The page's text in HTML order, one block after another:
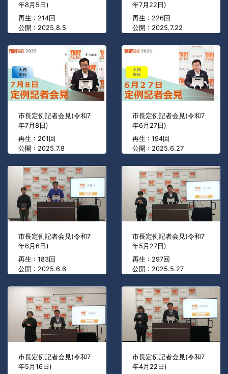
年8月5日)
再生 : 214回
公開 : 2025.8.5
年7月22日)
再生 : 226回
公開 : 2025.7.22
市長定例記者会見(令和7
年7月8日)
再生 : 201回
公開 : 2025.7.8
市長定例記者会見(令和7
年6月27日)
再生 : 194回
公開 : 2025.6.27
市長定例記者会見(令和7
年6月6日)
再生 : 183回
公開 : 2025.6.6
市長定例記者会見(令和7
年5月27日)
再生 : 297回
公開 : 2025.5.27
市長定例記者会見(令和7
年5月16日)
市長定例記者会見(令和7
年4月22日)